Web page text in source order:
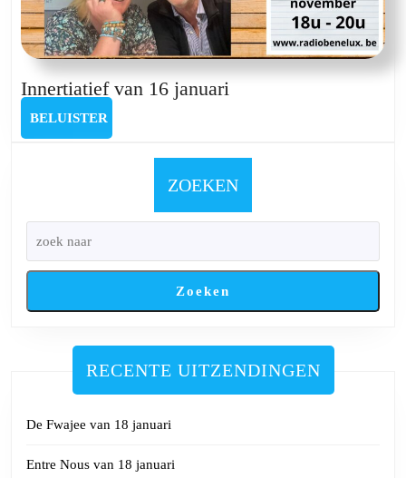
Innertiatief van 16 januari
januari
BELUISTER
ZOEKEN
Zoeken
RECENTE UITZENDINGEN
De Fwajee van 18 januari
Entre Nous van 18 januari